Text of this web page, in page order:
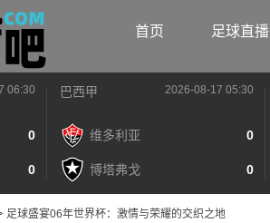
首页 足球直播
06:30
0
0
巴西甲 2026-08-17 05:30
维多利亚 0
博塔弗戈 0
足球盛宴06年世界杯：激情与荣耀的交织之地